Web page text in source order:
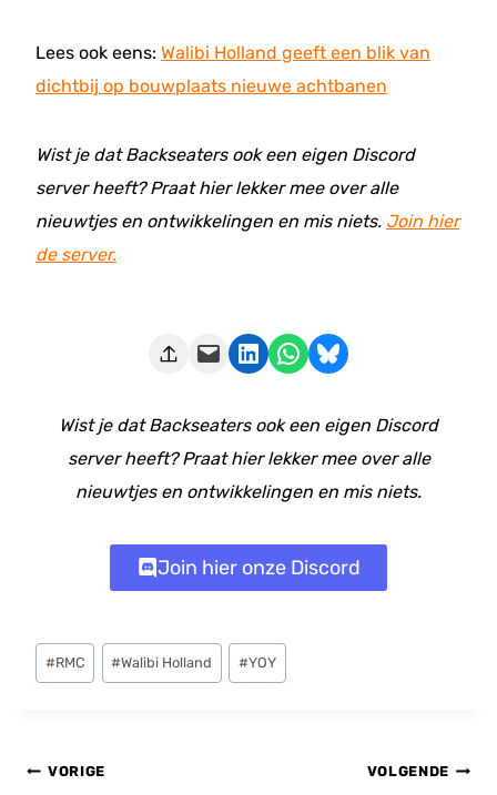
Lees ook eens: Walibi Holland geeft een blik van
dichtbij op bouwplaats nieuwe achtbanen
Wist je dat Backseaters ook een eigen Discord
server heeft? Praat hier lekker mee over alle
nieuwtjes en ontwikkelingen en mis niets. Join hier
de server.
Deze pagina e-mailen Delen op LinkedIn Delen via WhatsApp Share on Bluesky
Wist je dat Backseaters ook een eigen Discord
server heeft? Praat hier lekker mee over alle
nieuwtjes en ontwikkelingen en mis niets.
Join hier onze Discord
Bericht
tags:
#RMC #Walibi Holland #YOY
Bericht
VORIGE VOLGENDE